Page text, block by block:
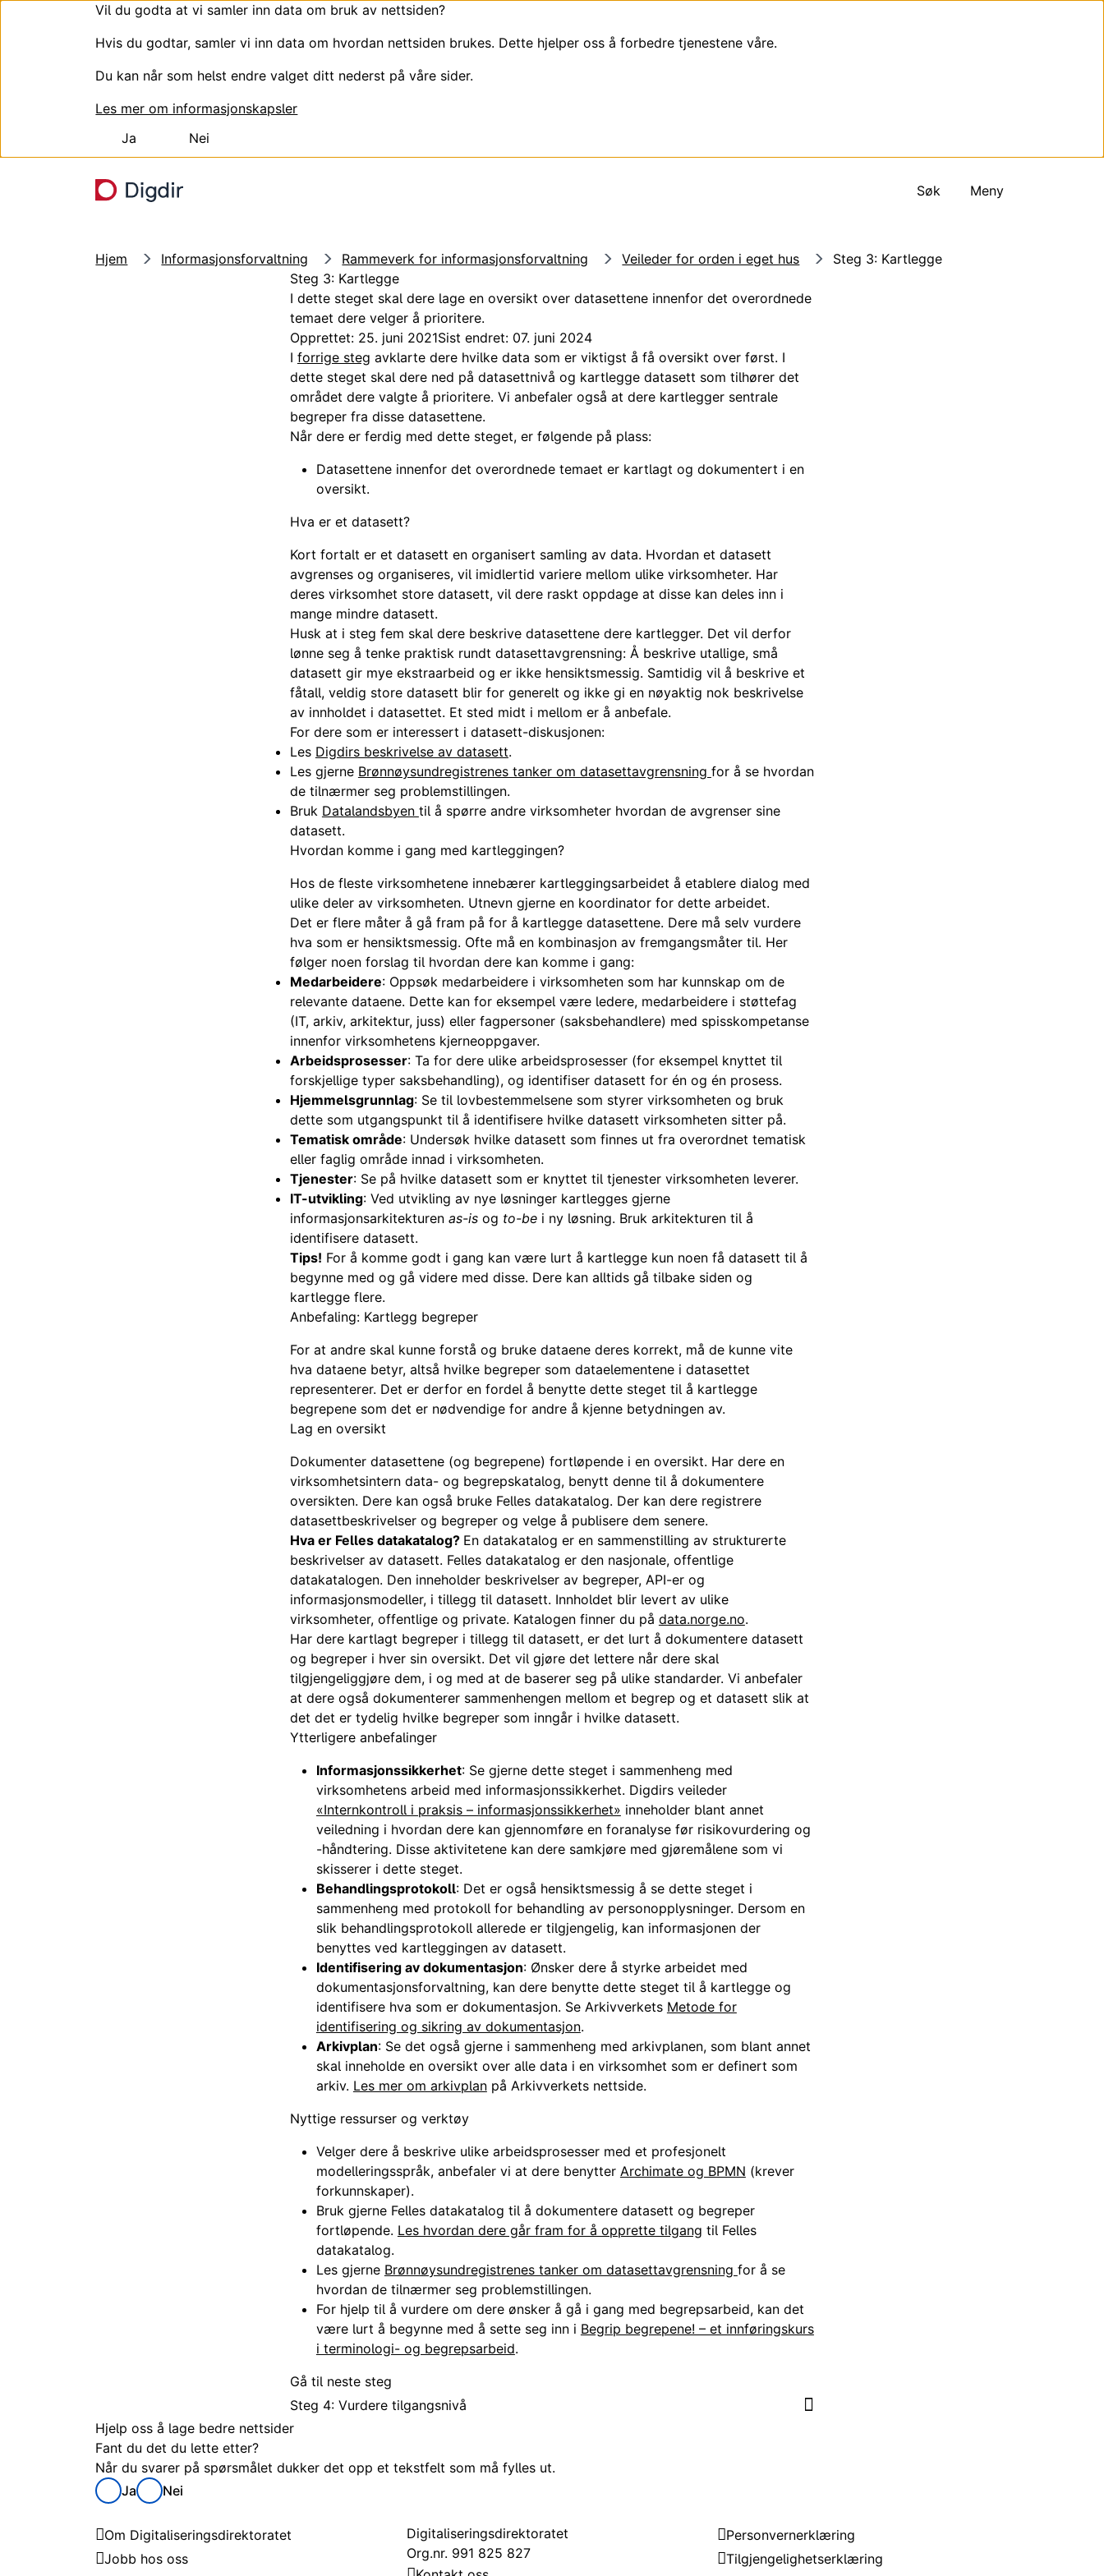
Vil du godta at vi samler inn data om bruk av nettsiden?
Hvis du godtar, samler vi inn data om hvordan nettsiden brukes. Dette hjelper oss å forbedre tjenestene våre.
Du kan når som helst endre valget ditt nederst på våre sider.
Les mer om informasjonskapsler
Ja
Nei
Søk
Meny
Hjem Informasjonsforvaltning Rammeverk for informasjonsforvaltning Veileder for orden i eget hus
Steg 3: Kartlegge
Steg 3: Kartlegge
I dette steget skal dere lage en oversikt over datasettene innenfor det overordnede
temaet dere velger å prioritere.
Opprettet: 25. juni 2021Sist endret: 07. juni 2024
I forrige steg avklarte dere hvilke data som er viktigst å få oversikt over først. I
dette steget skal dere ned på datasettnivå og kartlegge datasett som tilhører det
området dere valgte å prioritere. Vi anbefaler også at dere kartlegger sentrale
begreper fra disse datasettene.
Når dere er ferdig med dette steget, er følgende på plass:
Datasettene innenfor det overordnede temaet er kartlagt og dokumentert i en
oversikt.
Hva er et datasett?
Kort fortalt er et datasett en organisert samling av data. Hvordan et datasett
avgrenses og organiseres, vil imidlertid variere mellom ulike virksomheter. Har
deres virksomhet store datasett, vil dere raskt oppdage at disse kan deles inn i
mange mindre datasett.
Husk at i steg fem skal dere beskrive datasettene dere kartlegger. Det vil derfor
lønne seg å tenke praktisk rundt datasettavgrensning: Å beskrive utallige, små
datasett gir mye ekstraarbeid og er ikke hensiktsmessig. Samtidig vil å beskrive et
fåtall, veldig store datasett blir for generelt og ikke gi en nøyaktig nok beskrivelse
av innholdet i datasettet. Et sted midt i mellom er å anbefale.
For dere som er interessert i datasett-diskusjonen:
Les Digdirs beskrivelse av datasett.
Les gjerne Brønnøysundregistrenes tanker om datasettavgrensning for å se hvordan
de tilnærmer seg problemstillingen.
Bruk Datalandsbyen til å spørre andre virksomheter hvordan de avgrenser sine
datasett.
Hvordan komme i gang med kartleggingen?
Hos de fleste virksomhetene innebærer kartleggingsarbeidet å etablere dialog med
ulike deler av virksomheten. Utnevn gjerne en koordinator for dette arbeidet.
Det er flere måter å gå fram på for å kartlegge datasettene. Dere må selv vurdere
hva som er hensiktsmessig. Ofte må en kombinasjon av fremgangsmåter til. Her
følger noen forslag til hvordan dere kan komme i gang:
Medarbeidere: Oppsøk medarbeidere i virksomheten som har kunnskap om de
relevante dataene. Dette kan for eksempel være ledere, medarbeidere i støttefag
(IT, arkiv, arkitektur, juss) eller fagpersoner (saksbehandlere) med spisskompetanse
innenfor virksomhetens kjerneoppgaver.
Arbeidsprosesser: Ta for dere ulike arbeidsprosesser (for eksempel knyttet til
forskjellige typer saksbehandling), og identifiser datasett for én og én prosess.
Hjemmelsgrunnlag: Se til lovbestemmelsene som styrer virksomheten og bruk
dette som utgangspunkt til å identifisere hvilke datasett virksomheten sitter på.
Tematisk område: Undersøk hvilke datasett som finnes ut fra overordnet tematisk
eller faglig område innad i virksomheten.
Tjenester: Se på hvilke datasett som er knyttet til tjenester virksomheten leverer.
IT-utvikling: Ved utvikling av nye løsninger kartlegges gjerne
informasjonsarkitekturenas-isog to-bei ny løsning. Bruk arkitekturen til å
identifisere datasett.
Tips! For å komme godt i gang kan være lurt å kartlegge kun noen få datasett til å
begynne med og gå videre med disse. Dere kan alltids gå tilbake siden og
kartlegge flere.
Anbefaling: Kartlegg begreper
For at andre skal kunne forstå og bruke dataene deres korrekt, må de kunne vite
hva dataene betyr, altså hvilke begreper som dataelementene i datasettet
representerer. Det er derfor en fordel å benytte dette steget til å kartlegge
begrepene som det er nødvendige for andre å kjenne betydningen av.
Lag en oversikt
Dokumenter datasettene (og begrepene) fortløpende i en oversikt. Har dere en
virksomhetsintern data- og begrepskatalog, benytt denne til å dokumentere
oversikten. Dere kan også bruke Felles datakatalog. Der kan dere registrere
datasettbeskrivelser og begreper og velge å publisere dem senere.
Hva er Felles datakatalog? En datakatalog er en sammenstilling av strukturerte
beskrivelser av datasett. Felles datakatalog er den nasjonale, offentlige
datakatalogen. Den inneholder beskrivelser av begreper, API-er og
informasjonsmodeller, i tillegg til datasett. Innholdet blir levert av ulike
virksomheter, offentlige og private. Katalogen finner du på data.norge.no.
Har dere kartlagt begreper i tillegg til datasett, er det lurt å dokumentere datasett
og begreper i hver sin oversikt. Det vil gjøre det lettere når dere skal
tilgjengeliggjøre dem, i og med at de baserer seg på ulike standarder. Vi anbefaler
at dere også dokumenterer sammenhengen mellom et begrep og et datasett slik at
det det er tydelig hvilke begreper som inngår i hvilke datasett.
Ytterligere anbefalinger
Informasjonssikkerhet: Se gjerne dette steget i sammenheng med
virksomhetens arbeid med informasjonssikkerhet. Digdirs veileder
«Internkontroll i praksis – informasjonssikkerhet» inneholder blant annet
veiledning i hvordan dere kan gjennomføre en foranalyse før risikovurdering og
-håndtering. Disse aktivitetene kan dere samkjøre med gjøremålene som vi
skisserer i dette steget.
Behandlingsprotokoll: Det er også hensiktsmessig å se dette steget i
sammenheng med protokoll for behandling av personopplysninger. Dersom en
slik behandlingsprotokoll allerede er tilgjengelig, kan informasjonen der
benyttes ved kartleggingen av datasett.
Identifisering av dokumentasjon: Ønsker dere å styrke arbeidet med
dokumentasjonsforvaltning, kan dere benytte dette steget til å kartlegge og
identifisere hva som er dokumentasjon. Se Arkivverkets Metode for
identifisering og sikring av dokumentasjon.
Arkivplan: Se det også gjerne i sammenheng med arkivplanen, som blant annet
skal inneholde en oversikt over alle data i en virksomhet som er definert som
arkiv. Les mer om arkivplanpå Arkivverkets nettside.
Nyttige ressurser og verktøy
Velger dere å beskrive ulike arbeidsprosesser med et profesjonelt
modelleringsspråk, anbefaler vi at dere benytter Archimate og BPMN (krever
forkunnskaper).
Bruk gjerne Felles datakatalog til å dokumentere datasett og begreper
fortløpende. Les hvordan dere går fram for å opprette tilgang til Felles
datakatalog.
Les gjerne Brønnøysundregistrenes tanker om datasettavgrensning for å se
hvordan de tilnærmer seg problemstillingen.
For hjelp til å vurdere om dere ønsker å gå i gang med begrepsarbeid, kan det
være lurt å begynne med å sette seg inn i Begrip begrepene! – et innføringskurs
i terminologi- og begrepsarbeid.
Gå til neste steg
Steg 4: Vurdere tilgangsnivå
Hjelp oss å lage bedre nettsider
Fant du det du lette etter?
Når du svarer på spørsmålet dukker det opp et tekstfelt som må fylles ut.
Ja
Nei
Om Digitaliseringsdirektoratet
Jobb hos oss
Digitaliseringsdirektoratet
Org.nr. 991 825 827
Personvernerklæring
Tilgjengelighetserklæring